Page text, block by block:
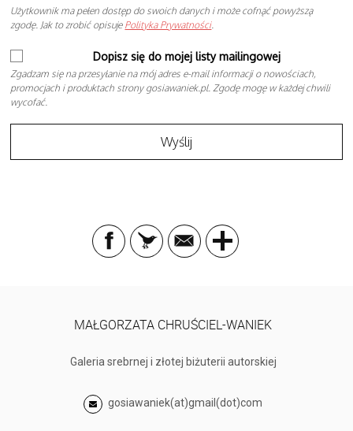
Użytkownik ma pełen dostęp do swoich danych i może cofnąć powyższą
zgodę. Jak to zrobić opisuje Polityka Prywatności.
Dopisz się do mojej listy mailingowej
Zgadzam się na przesyłanie na mój adres e-mail informacji o nowościach,
promocjach i produktach strony gosiawaniek.pl. Zgodę mogę w każdej chwili
wycofać.
MAŁGORZATA CHRUŚCIEL-WANIEK
Galeria srebrnej i złotej biżuterii autorskiej
gosiawaniek(at)gmail(dot)com